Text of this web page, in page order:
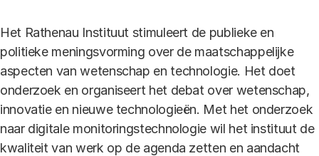
Het Rathenau Instituut stimuleert de publieke en
politieke meningsvorming over de maatschappelijke
aspecten van wetenschap en technologie. Het doet
onderzoek en organiseert het debat over wetenschap,
innovatie en nieuwe technologieën. Met het onderzoek
naar digitale monitoringstechnologie wil het instituut de
kwaliteit van werk op de agenda zetten en aandacht